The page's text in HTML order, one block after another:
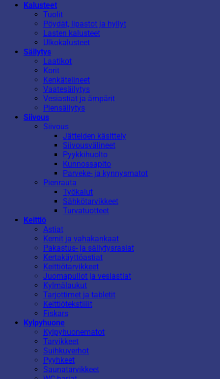
Kalusteet
Tuolit
Pöydät, lipastot ja hyllyt
Lasten kalusteet
Ulkokalusteet
Säilytys
Laatikot
Korit
Kenkätelineet
Vaatesäilytys
Vesiastiat ja ämpärit
Piensäilytys
Siivous
Siivous
Jätteiden käsittely
Siivousvälineet
Pyykkihuolto
Kunnossapito
Parveke- ja kynnysmatot
Pienrauta
Työkalut
Sähkötarvikkeet
Turvatuotteet
Keittiö
Astiat
Kernit ja vahakankaat
Pakastus- ja säilytysrasiat
Kertakäyttöastiat
Keittiötarvikkeet
Juomapullot ja vesiastiat
Kylmälaukut
Tarjottimet ja tabletit
Keittiötekstiilit
Fiskars
Kylpyhuone
Kylpyhuonematot
Tarvikkeet
Suihkuverhot
Pyyhkeet
Saunatarvikkeet